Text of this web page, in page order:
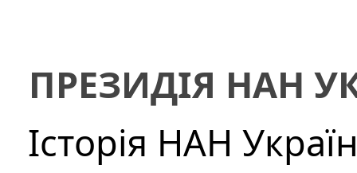
ПРЕЗИДІЯ НАН
Історія НАН